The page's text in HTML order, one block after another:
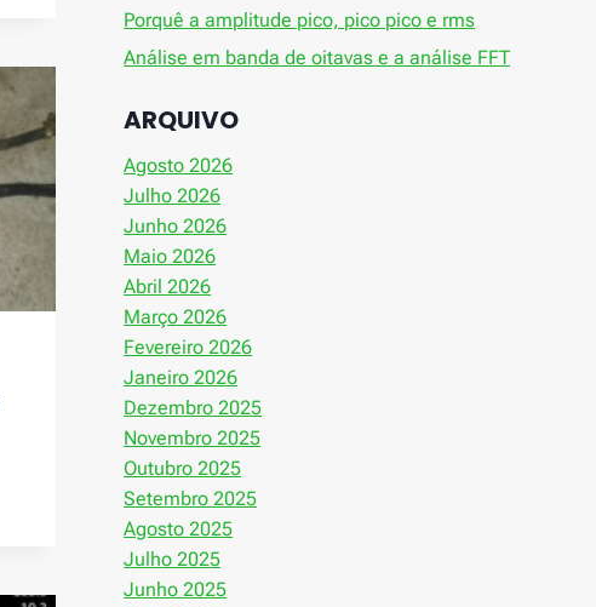
Porquê a amplitude pico, pico pico e rms
Análise em banda de oitavas e a análise FFT
ARQUIVO
Agosto 2026
Julho 2026
Junho 2026
Maio 2026
Abril 2026
Março 2026
Fevereiro 2026
Janeiro 2026
Dezembro 2025
Novembro 2025
Outubro 2025
Setembro 2025
Agosto 2025
Julho 2025
Junho 2025